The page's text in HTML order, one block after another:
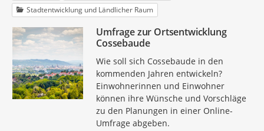
Stadtentwicklung und Ländlicher Raum
Umfrage zur Ortsentwicklung
Cossebaude
Wie soll sich Cossebaude in den
kommenden Jahren entwickeln?
Einwohnerinnen und Einwohner
können ihre Wünsche und Vorschläge
zu den Planungen in einer Online-
Umfrage abgeben.